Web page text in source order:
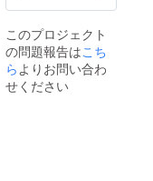
このプロジェクト
の問題報告はこち
ら よりお問い合わ
せください